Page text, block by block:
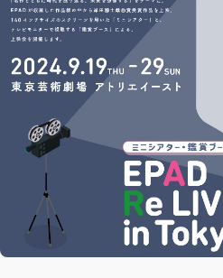
ネットワーク化と
NEWS
データベースへ
Contact